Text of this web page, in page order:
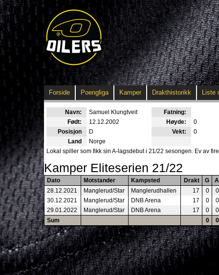
Forside Poengliga Kamper Drakthistorikk Liste
Navn: Samuel Klungtveit
Fatning:
Født:
12.12.2002 Høyde:
0
Posisjon
D Vekt:
0
Land
Norge
Lokal spiller som fikk sin A-lagsdebut i 21/22 sesongen. Ev av
Kamper Eliteserien 21/22
Dato Motstander Kampsted Drakt G
A
28.12.2021
Manglerud/Star Manglerudhallen 17 0
0
30.12.2021
Manglerud/Star DNB Arena 17 0
0
29.01.2022
Manglerud/Star DNB Arena 17 0
0
Sum
0 0